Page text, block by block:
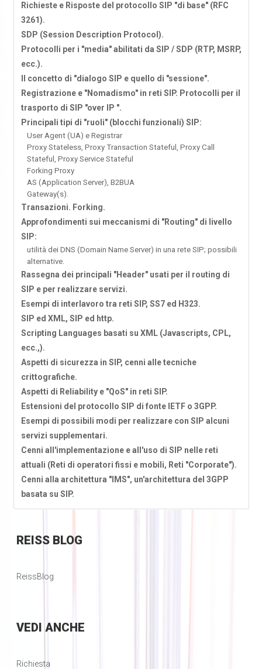
Richieste e Risposte del protocollo SIP "di base" (RFC
3261).
SDP (Session Description Protocol).
Protocolli per i "media" abilitati da SIP / SDP (RTP, MSRP,
ecc.).
Il concetto di "dialogo SIP e quello di "sessione".
Registrazione e "Nomadismo" in reti SIP. Protocolli per il
trasporto di SIP "over IP ".
Principali tipi di "ruoli" (blocchi funzionali) SIP:
User Agent (UA) e Registrar
Proxy Stateless, Proxy Transaction Stateful, Proxy Call
Stateful, Proxy Service Stateful
Forking Proxy
AS (Application Server), B2BUA
Gateway(s).
Transazioni. Forking.
Approfondimenti sui meccanismi di "Routing" di livello
SIP:
utilità dei DNS (Domain Name Server) in una rete SIP; possibili
alternative.
Rassegna dei principali "Header" usati per il routing di
SIP e per realizzare servizi.
Esempi di interlavoro tra reti SIP, SS7 ed H323.
SIP ed XML, SIP ed http.
Scripting Languages basati su XML (Javascripts, CPL,
ecc.,).
Aspetti di sicurezza in SIP, cenni alle tecniche
crittografiche.
Aspetti di Reliability e "QoS" in reti SIP.
Estensioni del protocollo SIP di fonte IETF o 3GPP.
Esempi di possibili modi per realizzare con SIP alcuni
servizi supplementari.
Cenni all'implementazione e all'uso di SIP nelle reti
attuali (Reti di operatori fissi e mobili, Reti "Corporate").
Cenni alla architettura "IMS", un'architettura del 3GPP
basata su SIP.
REISSBLOG
ReissBlog
VEDI ANCHE
Richiesta